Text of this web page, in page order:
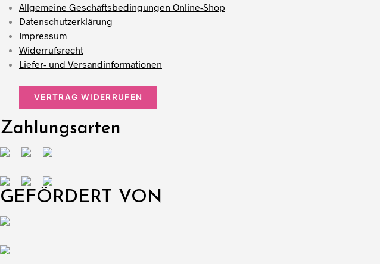
Allgemeine Geschäftsbedingungen Online-Shop
Datenschutzerklärung
Impressum
Widerrufsrecht
Liefer- und Versandinformationen
VERTRAG WIDERRUFEN
Zahlungsarten
GEFÖRDERT VON